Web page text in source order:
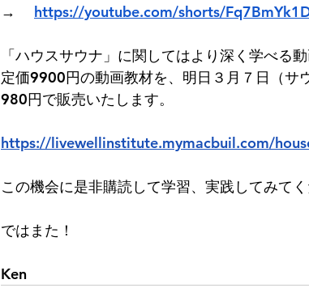
→ https://youtube.com/shorts/
「ハウスサウナ」に関してはより深く学べる
定価9900円の動画教材を、明日３月７日（サ
980円で販売いたします。
https://livewellinstitute.mymacbuil.com/
この機会に是非購読して学習、実践してみてく
ではまた！
Ken